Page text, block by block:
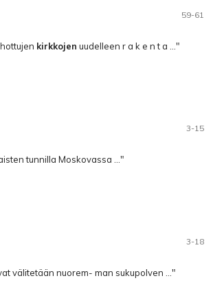
59-61
kirkkojen uudelleen­ r a k e n t a ..."
3-15
tunnilla Moskovassa ..."
3-18
välitetään nuorem- man sukupolven ..."